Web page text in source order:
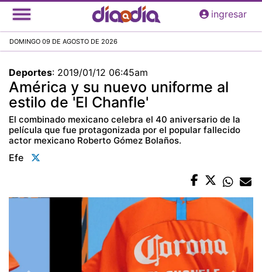
Pasar
al
principal
ingresar
DOMINGO 09 DE AGOSTO DE 2026
Deportes: 2019/01/12 06:45am
América y su nuevo uniforme al
estilo de 'El Chanfle'
El combinado mexicano celebra el 40 aniversario de la
película que fue protagonizada por el popular fallecido
actor mexicano Roberto Gómez Bolaños.
Efe